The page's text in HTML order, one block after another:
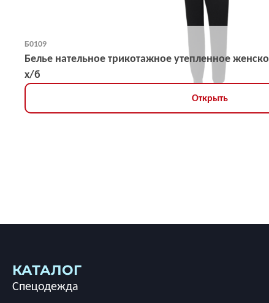
Б0109
Белье нательное трикотажное утепленное
х/б
Открыть
КАТАЛОГ
Спецодежда